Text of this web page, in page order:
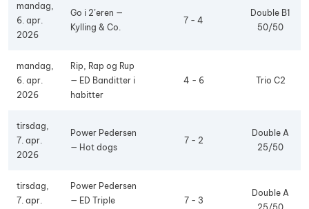
mandag,
6. apr.
2026
Go i 2’eren —
Kylling & Co.
7 - 4
Double B1
50/50
mandag,
6. apr.
2026
Rip, Rap og Rup
— ED Banditter i
habitter
4 - 6 Trio C2
tirsdag,
7. apr.
2026
Power Pedersen
— Hot dogs
7 - 2
Double A
25/50
tirsdag,
7. apr.
Power Pedersen
— ED Triple
7 - 3
Double A